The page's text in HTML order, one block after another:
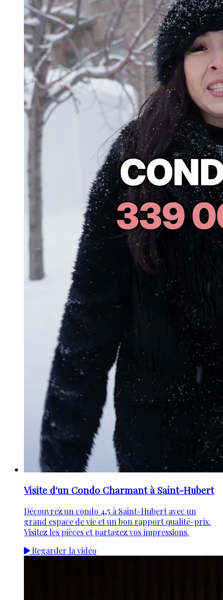
Visite d'un Condo Charmant à Saint-Hubert
Découvrez un condo 4,5 à Saint-Hubert avec un
grand espace de vie et un bon rapport qualité-prix.
Visitez les pièces et partagez vos impressions.
Regarder la vidéo